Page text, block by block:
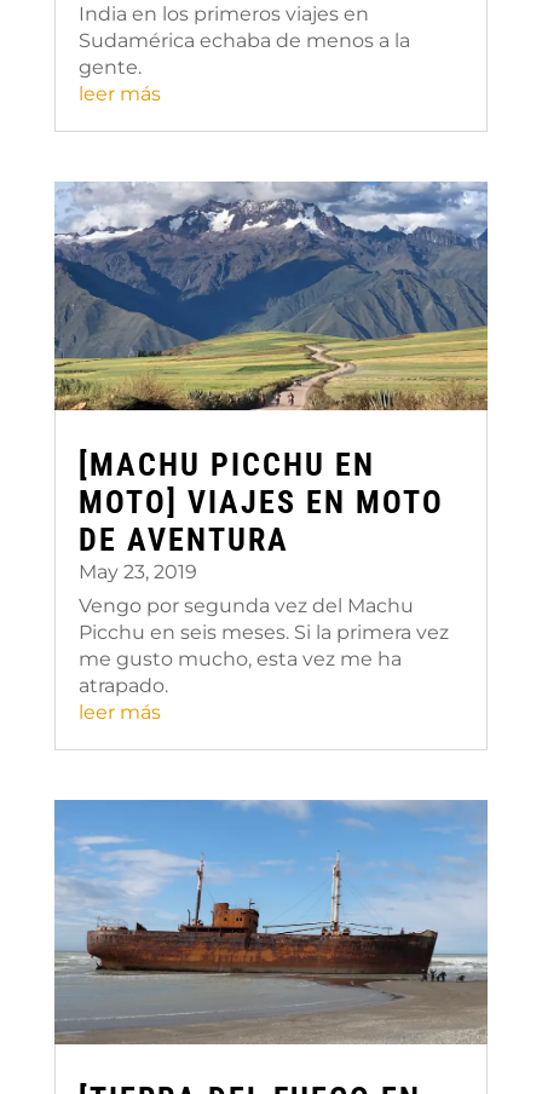
India en los primeros viajes en
Sudamérica echaba de menos a la
gente.
leer más
[MACHU PICCHU EN
MOTO] VIAJES EN MOTO
DE AVENTURA
May 23, 2019
Vengo por segunda vez del Machu
Picchu en seis meses. Si la primera vez
me gusto mucho, esta vez me ha
atrapado.
leer más